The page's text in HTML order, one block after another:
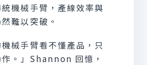
機械手臂，產線效率與
難以突破。
機械手臂看不懂產品，只
。」Shannon 回憶，